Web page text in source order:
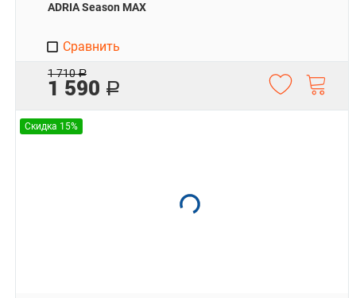
ADRIA Season MAX
1 710 Р
1 590 Р
Сравнить
Скидка 15%